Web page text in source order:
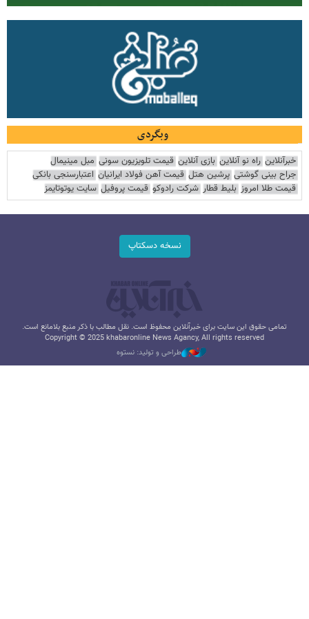
وبگردی
خبرآنلاین راه نو آنلاین بازی آنلاین قیمت تلویزیون سونی مبل مینیمال
جراح بینی گوشتی پرشین هتل قیمت آهن فولاد ایرانیان اعتبارسنجی بانکی
قیمت طلا امروز بلیط قطار شرکت رادوکو قیمت پروفیل سایت یوتوتایمز
نسخه دسکتاپ
تمامی حقوق این سایت برای خبرآنلاین محفوظ است. نقل مطالب با ذکر منبع بلامانع است.
Copyright © 2025 khabaronline News Agancy, All rights reserved
طراحی و تولید: نستوه